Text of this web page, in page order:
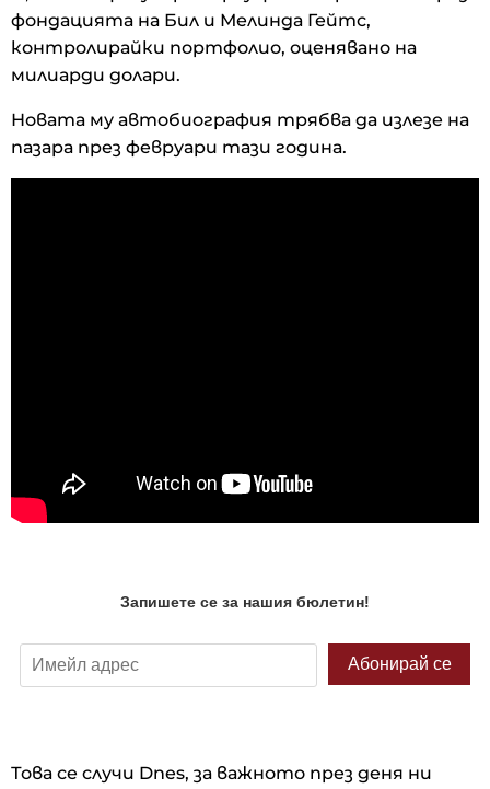
фондацията на Бил и Мелинда Гейтс,
контролирайки портфолио, оценявано на
милиарди долари.
Новата му автобиография трябва да излезе на
пазара през февруари тази година.
Това се случи Dnes, за важното през деня ни